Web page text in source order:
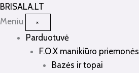
BRISALA.LT
Meniu
×
Parduotuvė
F.O.X manikiūro priemonės
Bazės ir topai
Pereiti
prie